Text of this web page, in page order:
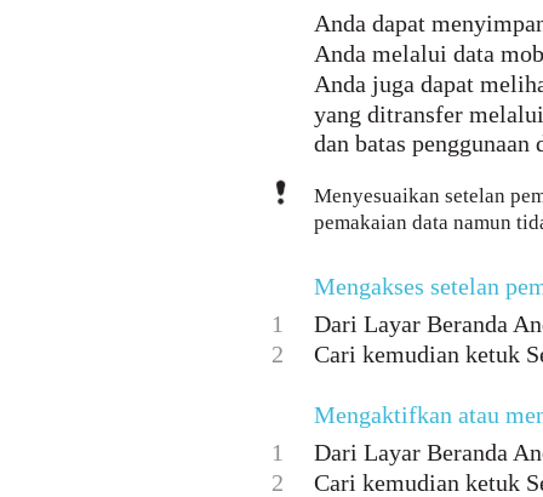
Anda dapat
Anda melalui data
Anda juga dapat
yang ditransfer
dan batas
Menyesuaikan setelan
pemakaian data namun
Mengakses setelan
1
Dari Layar Beranda
2
Cari kemudian ketuk
Mengaktifkan atau
1
Dari Layar Beranda
2
Cari kemudian ketuk